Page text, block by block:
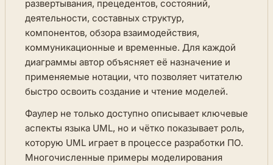
развертывания, прецедентов, состояний,
деятельности, составных структур,
компонентов, обзора взаимодействия,
коммуникационные и временные. Для каждой
диаграммы автор объясняет её назначение и
применяемые нотации, что позволяет читателю
быстро освоить создание и чтение моделей.
Фаулер не только доступно описывает ключевые
аспекты языка UML, но и чётко показывает роль,
которую UML играет в процессе разработки ПО.
Многочисленные примеры моделирования